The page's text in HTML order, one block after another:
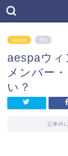
aespa PR
aespaウィ
メンバー
い？
記事内